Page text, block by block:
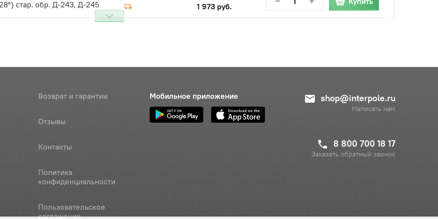
стар. обр. Д-243, Д-245
1 973 руб.
консультанту
Цена с НДС
250 руб.
Возврат и гарантии
Отзывы
Контакты
Политика
конфиденциальности
Пользовательское
соглашение
Мобильное приложение shop@interpole.ru
Написать нам
8 800 700 18 17
Заказать обратный звонок